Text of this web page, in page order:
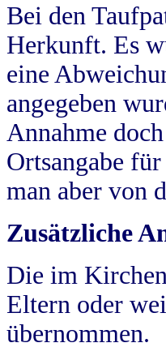
Bei den
Herkunft. Es
eine
angegeben
Annahme
Ortsangabe
man aber von
Zusätzliche
Die im
Eltern oder
übernommen.